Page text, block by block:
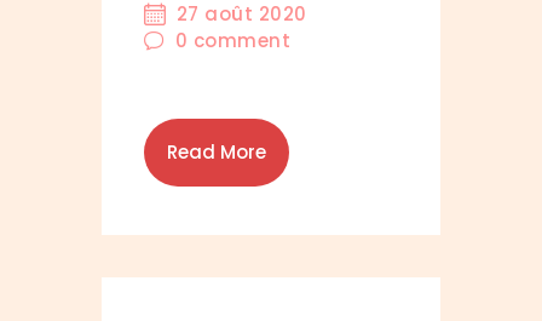
27 août 2020
0 comment
Read More